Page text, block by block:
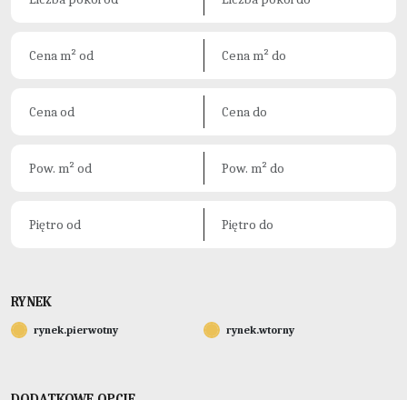
RYNEK
rynek.pierwotny rynek.wtorny